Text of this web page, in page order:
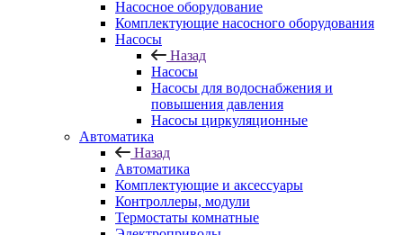
Насосное оборудование
Комплектующие насосного оборудования
Насосы
Назад
Насосы
Насосы для водоснабжения и
повышения давления
Насосы циркуляционные
Автоматика
Назад
Автоматика
Комплектующие и аксессуары
Контроллеры, модули
Термостаты комнатные